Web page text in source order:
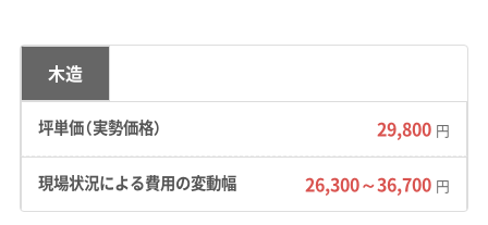
地形・道路事情と解体費用の傾向
北部の山間地、中央の旧宿場町、南部の低地と、
エリアごとに地形や道幅が大きく異なり、その
木造
29,800 円
26,300～36,700 円